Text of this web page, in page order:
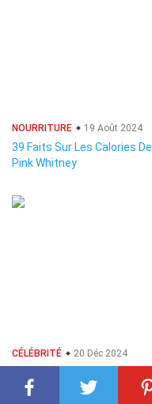
NOURRITURE 19 Août 2024
39 Faits Sur Les Calories De
Pink Whitney
CÉLÉBRITÉ 20 Déc 2024